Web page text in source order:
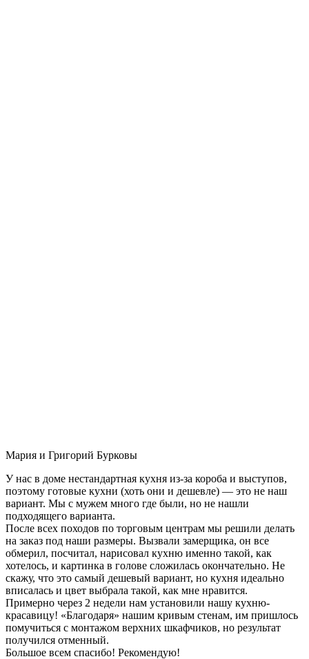
Мария и Григорий Бурковы
У нас в доме нестандартная кухня из-за короба и выступов,
поэтому готовые кухни (хоть они и дешевле) — это не наш
вариант. Мы с мужем много где были, но не нашли
подходящего варианта.
После всех походов по торговым центрам мы решили делать
на заказ под наши размеры. Вызвали замерщика, он все
обмерил, посчитал, нарисовал кухню именно такой, как
хотелось, и картинка в голове сложилась окончательно. Не
скажу, что это самый дешевый вариант, но кухня идеально
вписалась и цвет выбрала такой, как мне нравится.
Примерно через 2 недели нам установили нашу кухню-
красавицу! «Благодаря» нашим кривым стенам, им пришлось
помучиться с монтажом верхних шкафчиков, но результат
получился отменный.
Большое всем спасибо! Рекомендую!